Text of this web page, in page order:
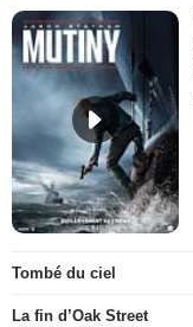
Tombé du ciel
La fin d’Oak Street